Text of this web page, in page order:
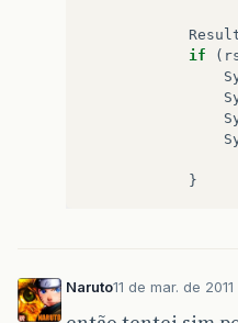
if
(
}
Naruto11 de mar. de 2011